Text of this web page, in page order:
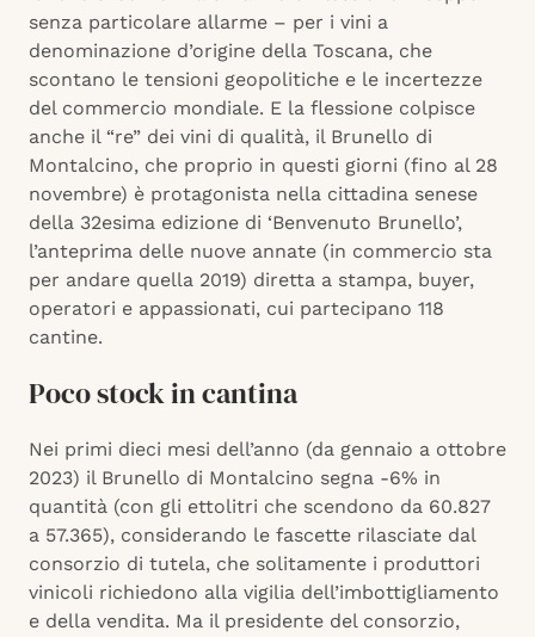
senza particolare allarme – per i vini a
denominazione d’origine della Toscana, che
scontano le tensioni geopolitiche e le incertezze
del commercio mondiale. E la flessione colpisce
anche il “re” dei vini di qualità, il Brunello di
Montalcino, che proprio in questi giorni (fino al 28
novembre) è protagonista nella cittadina senese
della 32esima edizione di ‘Benvenuto Brunello’,
l’anteprima delle nuove annate (in commercio sta
per andare quella 2019) diretta a stampa, buyer,
operatori e appassionati, cui partecipano 118
cantine.
Poco stock in cantina
Nei primi dieci mesi dell’anno (da gennaio a ottobre
2023) il Brunello di Montalcino segna -6% in
quantità (con gli ettolitri che scendono da 60.827
a 57.365), considerando le fascette rilasciate dal
consorzio di tutela, che solitamente i produttori
vinicoli richiedono alla vigilia dell’imbottigliamento
e della vendita. Ma il presidente del consorzio,